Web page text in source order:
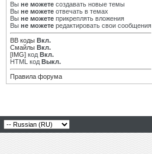
Вы не можете создавать новые темы
Вы не можете отвечать в темах
Вы не можете прикреплять вложения
Вы не можете редактировать свои сообщения
BB коды Вкл.
Смайлы Вкл.
[IMG] код Вкл.
HTML код Выкл.
Правила форума